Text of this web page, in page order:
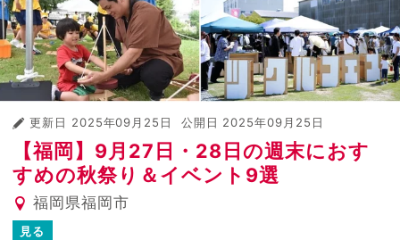
更新日 2025年09月25日 公開日 2025年09月25日
【福岡】9月27日・28日の週末におす
すめの秋祭り＆イベント9選
福岡県福岡市
見る